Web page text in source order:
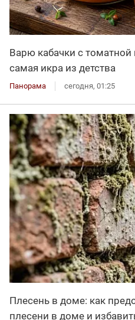
Варю кабачки с томатной
самая икра из детства
Панорама сегодня, 01:25
Плесень в доме: как
плесени в доме и